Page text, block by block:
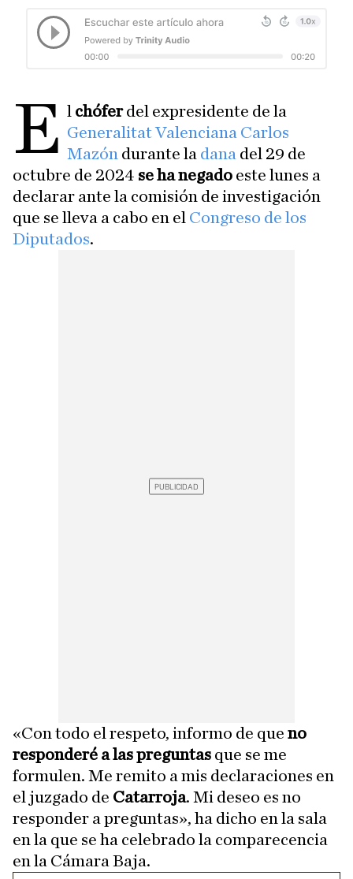
E l chóferdel expresidente de la
Generalitat Valenciana Carlos
Mazón durante la dana del 29 de
octubre de 2024 se ha negado este lunes a
declarar ante la comisión de investigación
que se lleva a cabo en el Congreso de los
Diputados.
«Con todo el respeto, informo de que no
responderé a las preguntas que se me
formulen. Me remito a mis declaraciones en
el juzgado de Catarroja. Mi deseo es no
responder a preguntas», ha dicho en la sala
en la que se ha celebrado la comparecencia
en la Cámara Baja.